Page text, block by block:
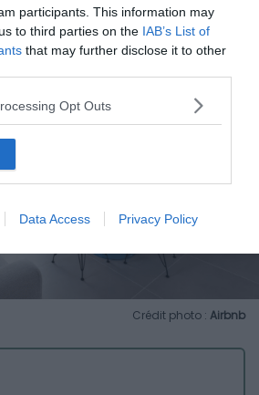
participants. This information may
to third parties on the IAB’s List of
that may further disclose it to other
Opt Outs
Data Access Privacy Policy
Crédit photo : Airbnb